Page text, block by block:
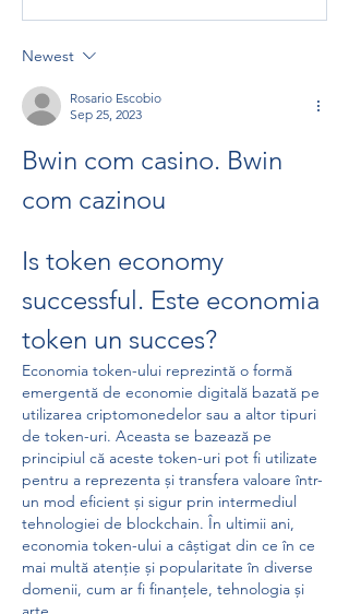
Newest
Rosario Escobio
Sep 25, 2023
Bwin com casino. Bwin
com cazinou
Is token economy
successful. Este economia
token un succes?
Economia token-ului reprezintă o formă
emergentă de economie digitală bazată pe
utilizarea criptomonedelor sau a altor tipuri
de token-uri. Aceasta se bazează pe
principiul că aceste token-uri pot fi utilizate
pentru a reprezenta și transfera valoare într-
un mod eficient și sigur prin intermediul
tehnologiei de blockchain. În ultimii ani,
economia token-ului a câștigat din ce în ce
mai multă atenție și popularitate în diverse
domenii, cum ar fi finanțele, tehnologia și